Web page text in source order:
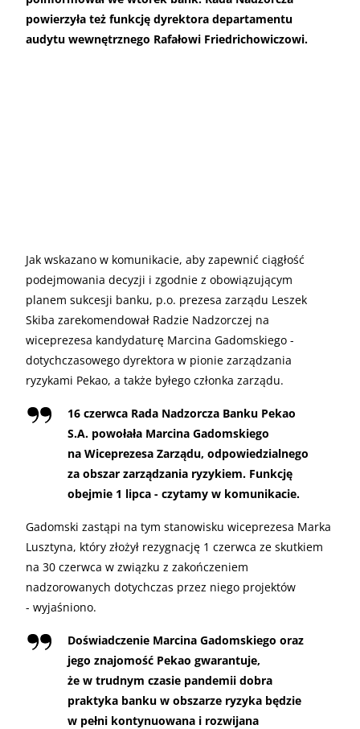
powierzyła też funkcję dyrektora departamentu
audytu wewnętrznego Rafałowi Friedrichowiczowi.
Jak wskazano w komunikacie, aby zapewnić ciągłość
podejmowania decyzji i zgodnie z obowiązującym
planem sukcesji banku, p.o. prezesa zarządu Leszek
Skiba zarekomendował Radzie Nadzorczej na
wiceprezesa kandydaturę Marcina Gadomskiego -
dotychczasowego dyrektora w pionie zarządzania
ryzykami Pekao, a także byłego członka zarządu.
16 czerwca Rada Nadzorcza Banku Pekao
S.A. powołała Marcina Gadomskiego
na Wiceprezesa Zarządu, odpowiedzialnego
za obszar zarządzania ryzykiem. Funkcję
obejmie 1 lipca - czytamy w komunikacie.
Gadomski zastąpi na tym stanowisku wiceprezesa Marka
Lusztyna, który złożył rezygnację 1 czerwca ze skutkiem
na 30 czerwca w związku z zakończeniem
nadzorowanych dotychczas przez niego projektów
- wyjaśniono.
Doświadczenie Marcina Gadomskiego oraz
jego znajomość Pekao gwarantuje,
że w trudnym czasie pandemii dobra
praktyka banku w obszarze ryzyka będzie
w pełni kontynuowana i rozwijana